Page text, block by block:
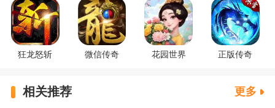
狂龙怒斩 微信传奇 花园世界 正版传奇
相关推荐 更多